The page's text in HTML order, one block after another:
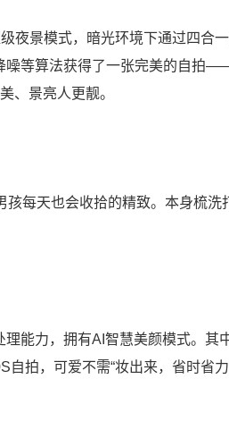
夜景模式，暗光环境下通过四合
噪等算法获得了一张完美的自拍
、景亮人更靓。
孩每天也会收拾的精致。本身梳洗
能力，拥有AI智慧美颜模式。其中
拍，可爱不需“妆出来，省时省力